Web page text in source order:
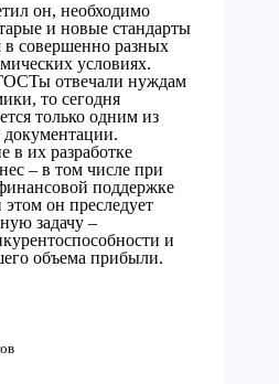
он, необходимо
и новые стандарты
в совершенно разных
условиях.
отвечали нуждам
то сегодня
только одним из
документации.
в их разработке
– в том числе при
поддержке
этом он преследует
задачу –
и
объема прибыли.